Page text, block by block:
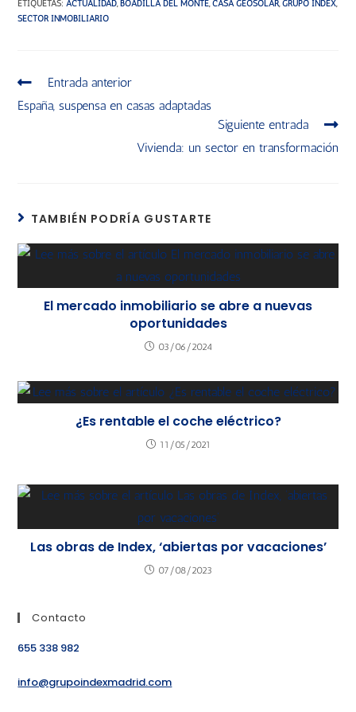
ETIQUETAS:ACTUALIDAD, BOADILLA DEL MONTE, CASA GEOSOLAR, GRUPO INDEX,
SECTOR INMOBILIARIO
Entrada anterior
España, suspensa en casas adaptadas
Siguiente entrada
Vivienda: un sector en transformación
TAMBIÉN PODRÍA GUSTARTE
El mercado inmobiliario se abre a nuevas
oportunidades
03/06/2024
¿Es rentable el coche eléctrico?
11/05/2021
Las obras de Index, ‘abiertas por vacaciones’
07/08/2023
Contacto
655 338 982
info@grupoindexmadrid.com